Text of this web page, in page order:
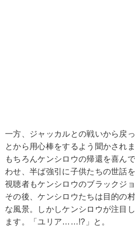
一方、ジャッカルとの戦いから戻
とから用心棒をするよう聞かされま
もちろんケンシロウの帰還を喜ん
わせ、半ば強引に子供たちの世話
視聴者もケンシロウのブラックジ
その後、ケンシロウたちは目的の
な風景。しかしケンシロウが注目
ます。「ユリア……!?」と。